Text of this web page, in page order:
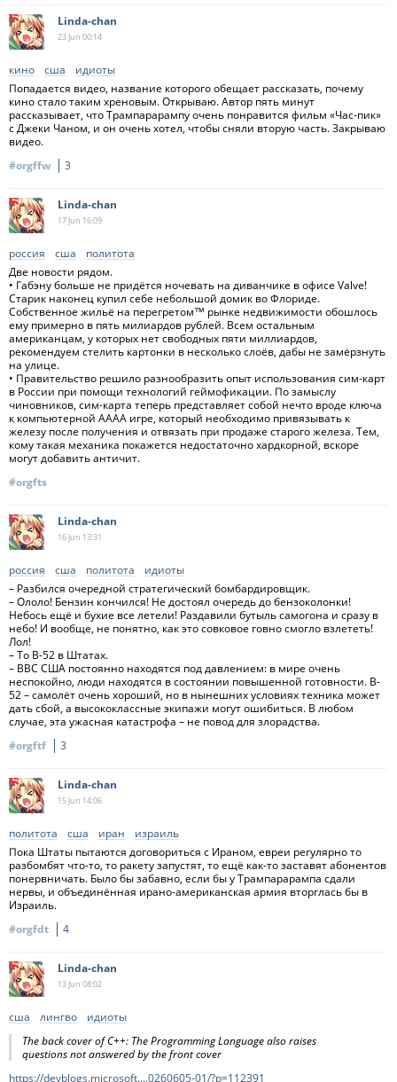
Linda-chan
23 Jun 00:14
кино сша
идиоты
Попадается видео, название которого обещает рассказать, почему
кино стало таким хреновым. Открываю. Автор пять минут
рассказывает, что Трампарарампу очень понравится фильм «Час-пик»
с Джеки Чаном, и он очень хотел, чтобы сняли вторую часть. Закрываю
видео.
#orgffw
3
Linda-chan
17 Jun 16:09
россия сша
политота
Две новости рядом.
• Габэну больше не придётся ночевать на диванчике в офисе Valve!
Старик наконец купил себе небольшой домик во Флориде.
Собственное жильё на перегретом™ рынке недвижимости обошлось
ему примерно в пять милиардов рублей. Всем остальным
американцам, у которых нет свободных пяти миллиардов,
рекомендуем стелить картонки в несколько слоёв, дабы не замёрзнуть
на улице.
• Правительство решило разнообразить опыт использования сим-карт
в России при помощи технологий геймофикации. По замыслу
чиновников, сим-карта теперь представляет собой нечто вроде ключа
к компьютерной AAAA игре, который необходимо привязывать к
железу после получения и отвязать при продаже старого железа. Тем,
кому такая механика покажется недостаточно хардкорной, вскоре
могут добавить античит.
#orgfts
Linda-chan
16 Jun 13:31
россия сша политота
идиоты
– Разбился очередной стратегический бомбардировщик.
– Ололо! Бензин кончился! Не достоял очередь до бензоколонки!
Небось ещё и бухие все летели! Раздавили бутыль самогона и сразу в
небо! И вообще, не понятно, как это совковое говно смогло взлететь!
Лол!
– То B-52 в Штатах.
– ВВС США постоянно находятся под давлением: в мире очень
неспокойно, люди находятся в состоянии повышенной готовности. B-
52 – самолёт очень хороший, но в нынешних условиях техника может
дать сбой, а высококлассные экипажи могут ошибиться. В любом
случае, эта ужасная катастрофа – не повод для злорадства.
#orgftf
3
Linda-chan
15 Jun 14:06
политота сша иран
израиль
Пока Штаты пытаются договориться с Ираном, евреи регулярно то
разбомбят что-то, то ракету запустят, то ещё как-то заставят абонентов
понервничать. Было бы забавно, если бы у Трампарарампа сдали
нервы, и объединённая ирано-американская армия вторглась бы в
Израиль.
#orgfdt
4
Linda-chan
13 Jun 08:02
сша лингво
идиоты
The back cover of C++: The Programming Language also raises
questions not answered by the front cover
https://devblogs.microsoft....0260605-01/?p=112391